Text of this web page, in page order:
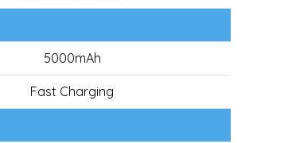
5000mAh
Fast Charging